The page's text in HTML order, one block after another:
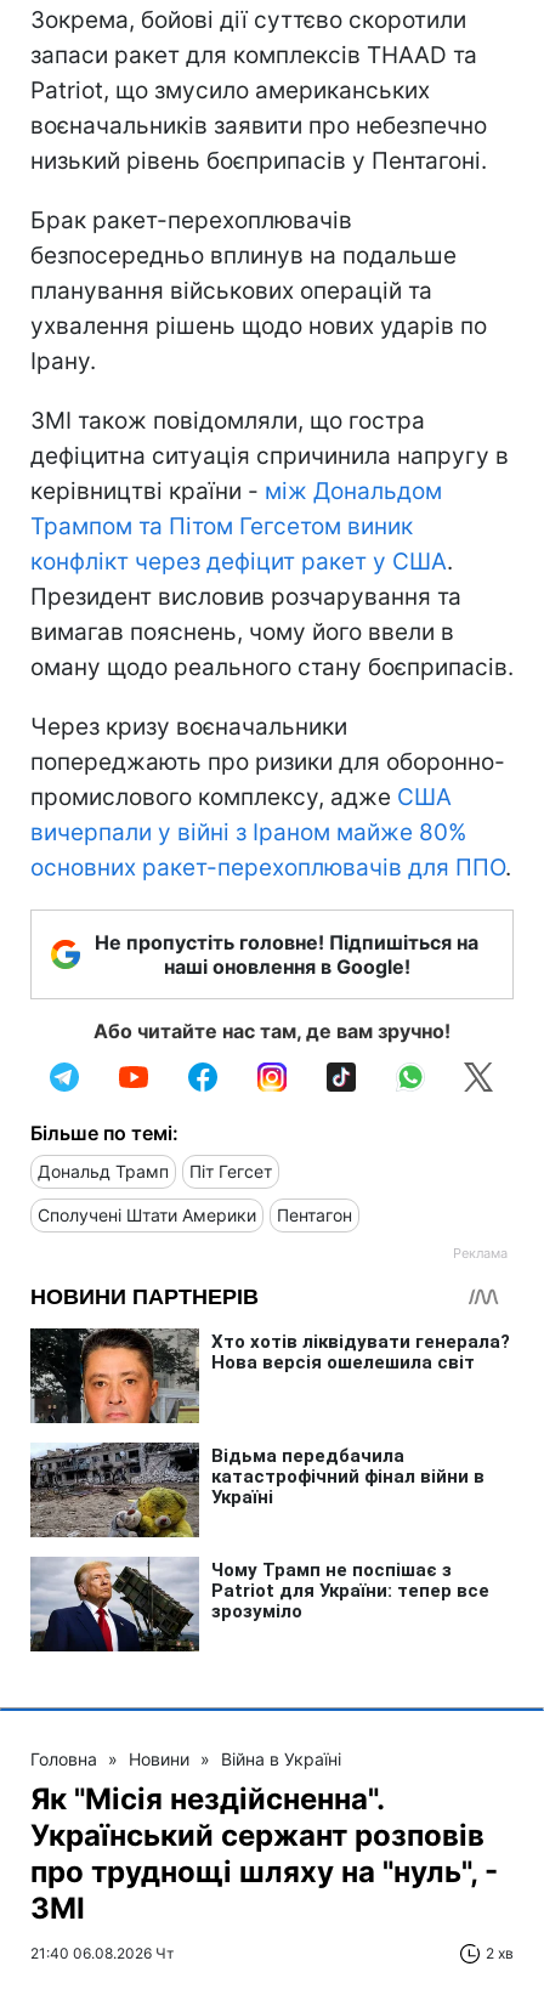
Зокрема, бойові дії суттєво скоротили
запаси ракет для комплексів THAAD та
Patriot, що змусило американських
воєначальників заявити про небезпечно
низький рівень боєприпасів у Пентагоні.
Брак ракет-перехоплювачів
безпосередньо вплинув на подальше
планування військових операцій та
ухвалення рішень щодо нових ударів по
Ірану.
ЗМІ також повідомляли, що гостра
дефіцитна ситуація спричинила напругу в
керівництві країни - між Дональдом
Трампом та Пітом Гегсетом виник
конфлікт через дефіцит ракет у США.
Президент висловив розчарування та
вимагав пояснень, чому його ввели в
оману щодо реального стану боєприпасів.
Через кризу воєначальники
попереджають про ризики для оборонно-
промислового комплексу, адже США
вичерпали у війні з Іраном майже 80%
основних ракет-перехоплювачів для ППО.
Не пропустіть головне! Підпишіться на
наші оновлення в Google!
Або читайте нас там, де вам зручно!
Більше по темі:
Дональд Трамп Піт Гегсет
Сполучені Штати Америки Пентагон
Головна » Новини » Війна в Україні
Як "Місія нездійсненна".
Український сержант розповів
про труднощі шляху на "нуль", -
ЗМІ
21:40 06.08.2026 Чт 2 хв